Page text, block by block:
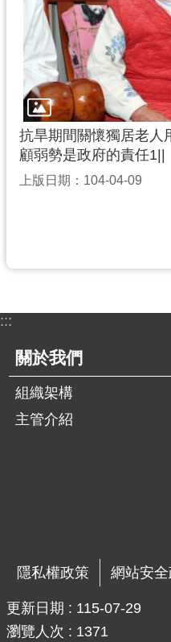
抗旱期間關懷獨居老人
顧弱勢是政府的責任1||
上版日期：104-04-09
:::
關於我們
組織架構
主管介紹
隱私權政策 網站安
更新日期
115-07-29
瀏覽人次
1371